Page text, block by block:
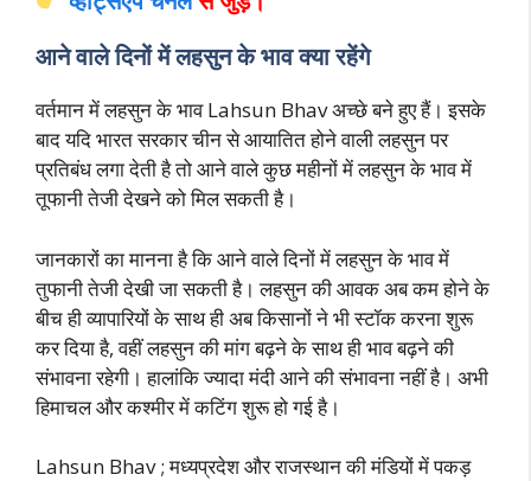
आने वाले दिनों में लहसुन के भाव क्या रहेंगे
वर्तमान में लहसुन के भाव Lahsun Bhav अच्छे बने हुए हैं। इसके
बाद यदि भारत सरकार चीन से आयातित होने वाली लहसुन पर
प्रतिबंध लगा देती है तो आने वाले कुछ महीनों में लहसुन के भाव में
तूफानी तेजी देखने को मिल सकती है।
जानकारों का मानना है कि आने वाले दिनों में लहसुन के भाव में
तुफानी तेजी देखी जा सकती है। लहसुन की आवक अब कम होने के
बीच ही व्यापारियों के साथ ही अब किसानों ने भी स्टॉक करना शुरू
कर दिया है, वहीं लहसुन की मांग बढ़ने के साथ ही भाव बढ़ने की
संभावना रहेगी। हालांकि ज्यादा मंदी आने की संभावना नहीं है। अभी
हिमाचल और कश्मीर में कटिंग शुरू हो गई है।
Lahsun Bhav ; मध्यप्रदेश और राजस्थान की मंडियों में पकड़